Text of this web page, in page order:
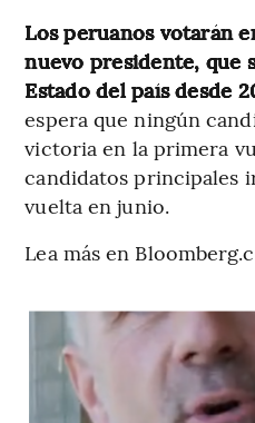
Los peruanos votarán
nuevo presidente, que
Estado del país desde
espera que ningún
victoria en la primera
candidatos principales
vuelta en junio.
Lea más en